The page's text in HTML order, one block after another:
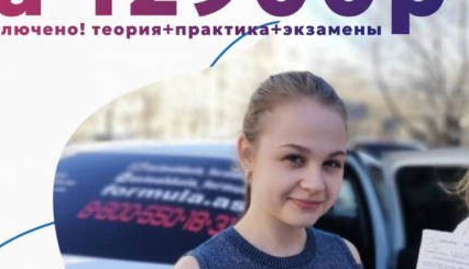
система обучения
уже 57 435 выпускников. За этой
за руль, волновались перед практикой,
25 учебных классов, 91 учебный автомобиль и 3
место обучения и проходить подготовку в
важно. Город большой, маршруты разные,